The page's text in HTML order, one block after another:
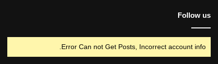
Follow us
Error Can not Get Posts, Incorrect account info.